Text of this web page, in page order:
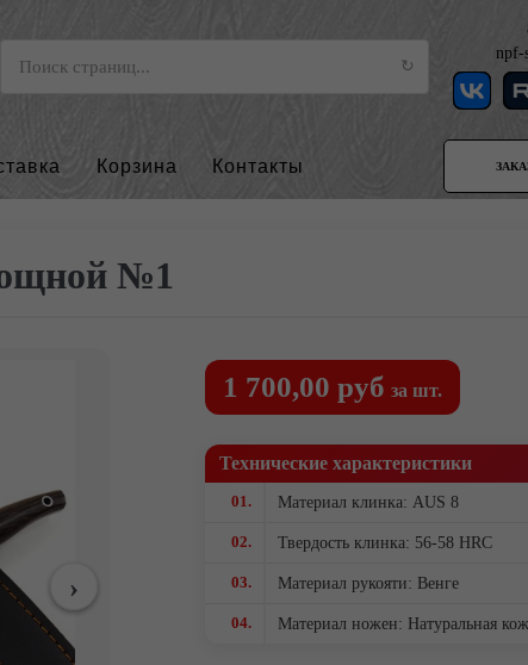
npf-
Корзина Контакты
№1
1 700,00 руб за шт.
Технические характеристики
01. Материал клинка: AUS 8
02. Твердость клинка: 56-58 HRC
03. Материал рукояти: Венге
04. Материал ножен: Натуральная